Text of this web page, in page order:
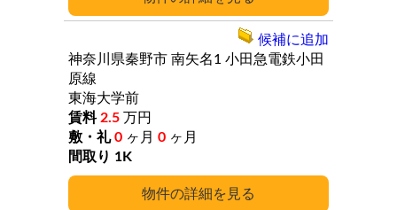
詳細
神奈川県秦野市 南矢名1 小田急電鉄小田
原線
東海大学前
2.5 万円
0 ヶ月 0 ヶ月
1K
候補に追加